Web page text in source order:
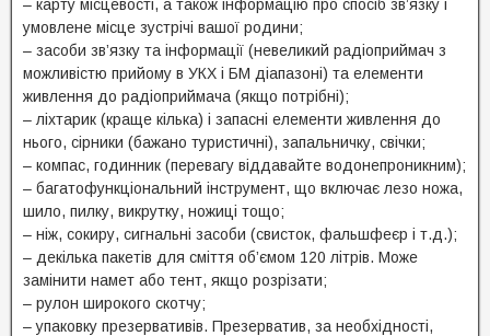
– карту місцевості, а також інформацію про спосіб зв’язку і
умовлене місце зустрічі вашої родини;
– засоби зв’язку та інформації (невеликий радіоприймач з
можливістю прийому в УКХ і БМ діапазоні) та елементи
живлення до радіоприймача (якщо потрібні);
– ліхтарик (краще кілька) і запасні елементи живлення до
нього, сірники (бажано туристичні), запальничку, свічки;
– компас, годинник (перевагу віддавайте водонепроникним);
– багатофункціональний інструмент, що включає лезо ножа,
шило, пилку, викрутку, ножиці тощо;
– ніж, сокиру, сигнальні засоби (свисток, фальшфеєр і т.д.);
– декілька пакетів для сміття об’ємом 120 літрів. Може
замінити намет або тент, якщо розрізати;
– рулон широкого скотчу;
– упаковку презервативів. Презерватив, за необхідності,